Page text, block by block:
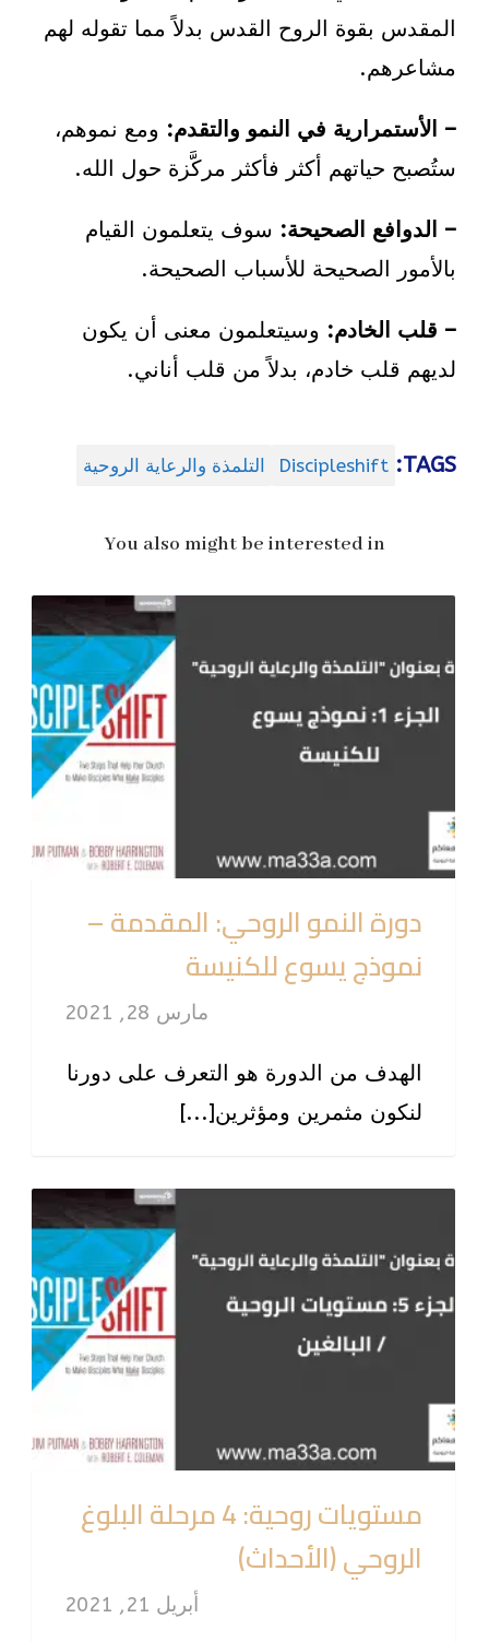
المقدس بقوة الروح القدس بدلاً مما تقوله لهم
مشاعرهم.
– الأستمرارية في النمو والتقدم: ومع نموهم،
ستُصبح حياتهم أكثر فأكثر مركَّزة حول الله.
– الدوافع الصحيحة: سوف يتعلمون القيام
بالأمور الصحيحة للأسباب الصحيحة.
– قلب الخادم: وسيتعلمون معنى أن يكون
لديهم قلب خادم، بدلاً من قلب أناني.
TAGS:
Discipleshift التلمذة والرعاية الروحية
You also might be interested in
دورة النمو الروحي: المقدمة –
نموذج يسوع للكنيسة
مارس 28, 2021
الهدف من الدورة هو التعرف على دورنا
لنكون مثمرين ومؤثرين[...]
مستويات روحية: 4 مرحلة البلوغ
الروحي (الأحداث)
أبريل 21, 2021